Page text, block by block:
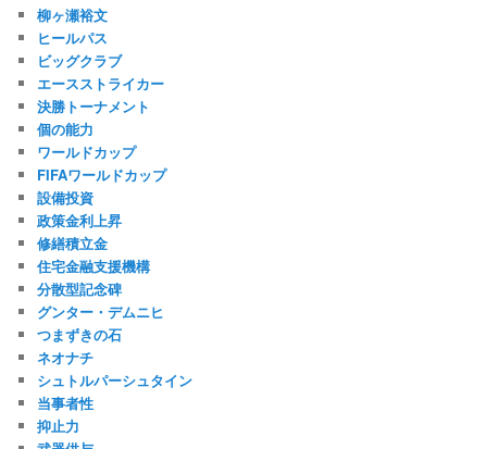
柳ヶ瀬裕文
ヒールパス
ビッグクラブ
エースストライカー
決勝トーナメント
個の能力
ワールドカップ
FIFAワールドカップ
設備投資
政策金利上昇
修繕積立金
住宅金融支援機構
分散型記念碑
グンター・デムニヒ
つまずきの石
ネオナチ
シュトルパーシュタイン
当事者性
抑止力